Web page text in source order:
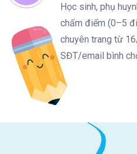
Học sinh, phụ
chấm điểm (0–5
chuyên trang từ
SĐT/email bình